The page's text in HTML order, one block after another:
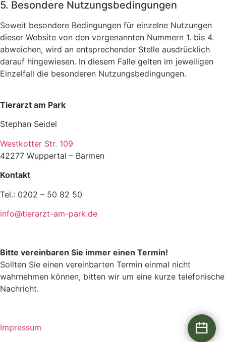
5. Besondere Nutzungsbedingungen
Soweit besondere Bedingungen für einzelne Nutzungen
dieser Website von den vorgenannten Nummern 1. bis 4.
abweichen, wird an entsprechender Stelle ausdrücklich
darauf hingewiesen. In diesem Falle gelten im jeweiligen
Einzelfall die besonderen Nutzungsbedingungen.
Tierarzt am Park
Stephan Seidel
Westkotter Str. 109
42277 Wuppertal – Barmen
Kontakt
Tel.: 0202 – 50 82 50
info@tierarzt-am-park.de
Bitte vereinbaren Sie immer einen Termin!
Sollten Sie einen vereinbarten Termin einmal nicht
wahrnehmen können, bitten wir um eine kurze telefonische
Nachricht.
Impressum